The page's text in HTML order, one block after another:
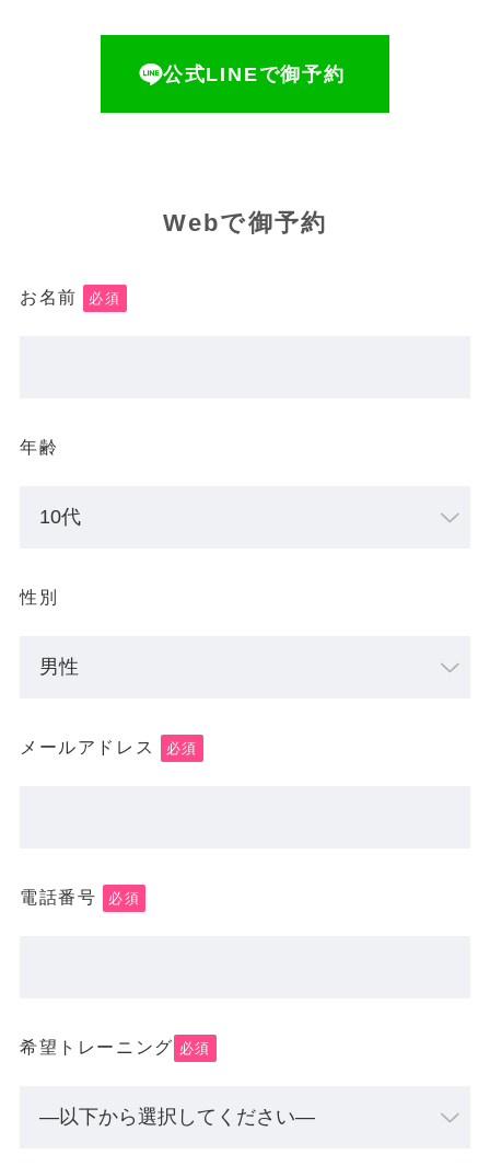
公式LINEで御予約
Webで御予約
お名前 必須
年齢
性別
メールアドレス 必須
電話番号 必須
希望トレーニング 必須